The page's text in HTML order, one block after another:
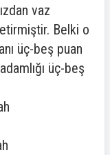
vaz
Belki o
üç-beş puan
üç-beş